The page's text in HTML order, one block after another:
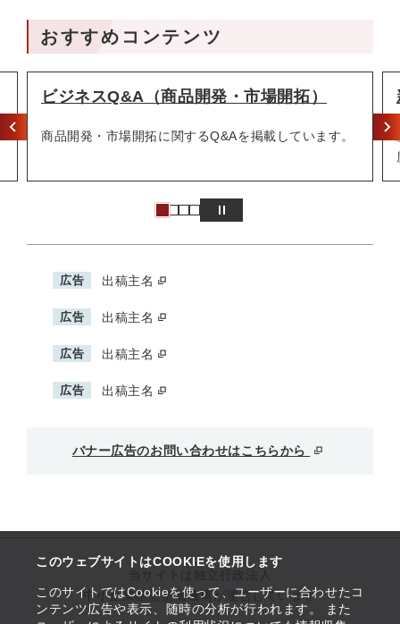
このウェブサイトはCOOKIEを使用します
このサイトではCookieを使って、ユーザーに合わせたコ
ンテンツ広告や表示、随時の分析が行われます。 また
おすすめコンテンツ
・市場開拓）
を掲載しています。
新商品・新サービス開発計
新商品・新サービス開発の事業計
広告 出稿主名
広告 出稿主名
広告 出稿主名
広告 出稿主名
バナー広告のお問い合わせはこちらから
中小企業基盤整備機構が運営しています